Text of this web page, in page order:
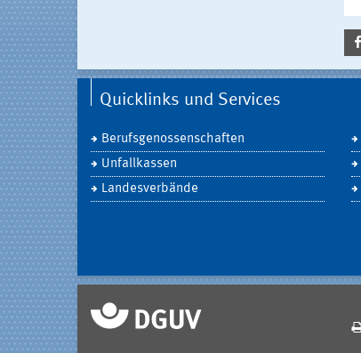
Quicklinks und Services
Berufsgenossenschaften
Unfallkassen
Landesverbände